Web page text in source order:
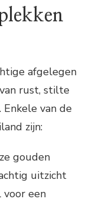
afgelegen
rust, stilte
van de
zijn:
gouden
uitzicht
voor een